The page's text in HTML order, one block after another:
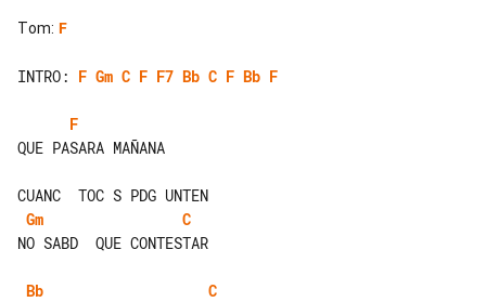
Tom: F
INTRO: F Gm C F F7 Bb C F Bb F
F
QUE PASARA MAÑANA
Gm
C
NO SABD  QUE CONTESTAR
Bb
C